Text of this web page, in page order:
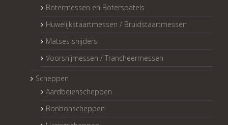
Botermessen en Boterspatels
Huwelijkstaartmessen / Bruidstaartmessen
Matses snijders
Voorsnijmessen / Trancheermessen
Scheppen
Aardbeienscheppen
Bonbonscheppen